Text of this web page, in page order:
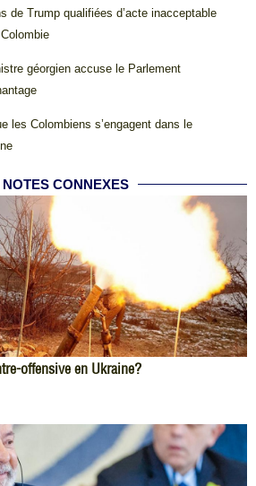
de Trump qualifiées d’acte inacceptable
géorgien accuse le Parlement
les Colombiens s’engagent dans le
NOTES CONNEXES
offensive en Ukraine?